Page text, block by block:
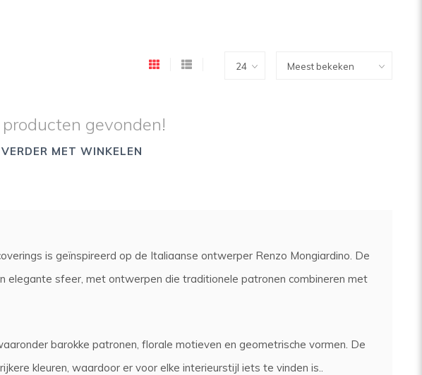
producten gevonden!
MET WINKELEN
is geïnspireerd op de Italiaanse ontwerper Renzo Mongiardino. De
elegante sfeer, met ontwerpen die traditionele patronen combineren met
barokke patronen, florale motieven en geometrische vormen. De
kleuren, waardoor er voor elke interieurstijl iets te vinden is..